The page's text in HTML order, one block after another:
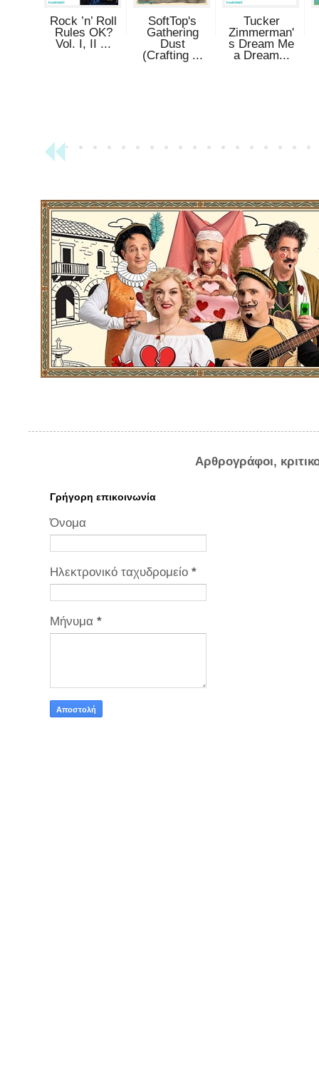
Rock ’n’ Roll
Rules OK?
Vol. I, II ...
SoftTop's
Gathering
Dust
(Crafting ...
Tucker
Zimmerman'
s Dream Me
a Dream...
Αρθρογράφοι,
Γρήγορη επικοινωνία
Όνομα
Ηλεκτρονικό ταχυδρομείο *
Μήνυμα *